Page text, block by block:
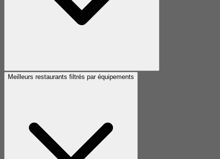
Meilleurs restaurants filtrés par équipements